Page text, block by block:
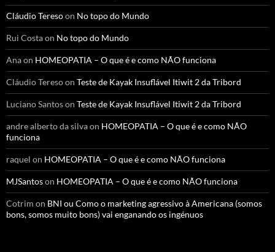
Cláudio Teresoon No topo do Mundo
Rui Costaon No topo do Mundo
Anaon HOMEOPATIA – O que é e como NÃO funciona
Cláudio Teresoon Teste de Kayak Insuflável Itiwit 2 da Tribord
Luciano Santoson Teste de Kayak Insuflável Itiwit 2 da Tribord
andre alberto da silvaon HOMEOPATIA – O que é e como NÃO
funciona
raquel on HOMEOPATIA – O que é e como NÃO funciona
MJSantoson HOMEOPATIA – O que é e como NÃO funciona
Cotrim on BNI ou Como o marketing agressivo à Americana (somos
bons, somos muito bons) vai enganando os ingénuos